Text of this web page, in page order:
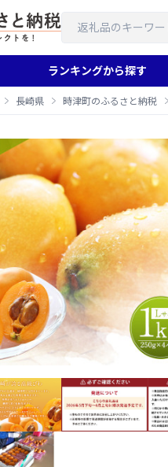
ランキングから探す
長崎県 時津町のふるさと納税